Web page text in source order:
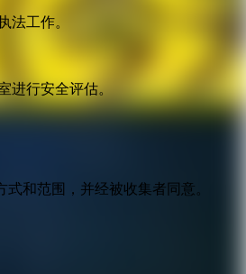
法工作。
进行安全评估。
和范围，并经被收集者同意。